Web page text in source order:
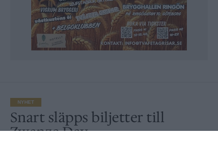
NYHET
Snart släpps biljetter till
Zwanze Day